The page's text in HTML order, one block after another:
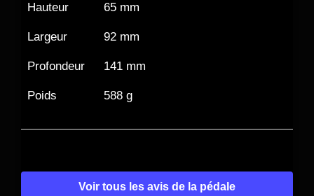
Hauteur 65 mm
Largeur 92 mm
Profondeur 141 mm
Poids 588 g
Voir tous les avis de la pédale